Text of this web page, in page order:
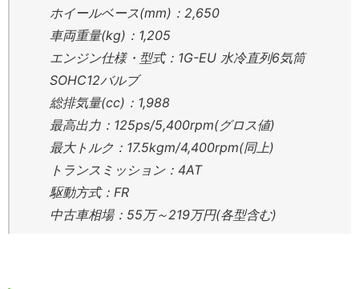
ホイールベース(mm)：2,650
車両重量(kg)：1,205
エンジン仕様・型式：1G-EU 水冷直列6気筒
SOHC12バルブ
総排気量(cc)：1,988
最高出力：125ps/5,400rpm(グロス値)
最大トルク：17.5kgm/4,400rpm(同上)
トランスミッション：4AT
駆動方式：FR
中古車相場：55万～219万円(各型含む)